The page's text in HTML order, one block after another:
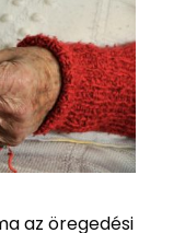
az öregedési